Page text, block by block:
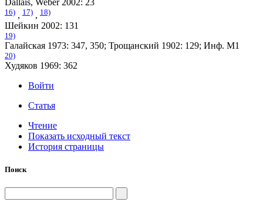
16) , 17) , 18)
Шейкин 2002: 131
19)
Галайская 1973: 347, 350; Трощанский 1902: 129; Инф. М1
20)
Худяков 1969: 362
Войти
Статья
Чтение
Показать исходный текст
История страницы
Поиск